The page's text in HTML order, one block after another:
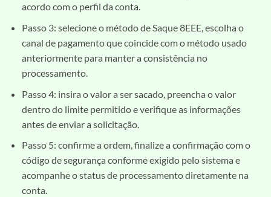
acordo com o perfil da conta.
Passo 3: selecione o método de Saque 8EEE, escolha o
canal de pagamento que coincide com o método usado
anteriormente para manter a consistência no
processamento.
Passo 4: insira o valor a ser sacado, preencha o valor
dentro do limite permitido e verifique as informações
antes de enviar a solicitação.
Passo 5: confirme a ordem, finalize a confirmação com o
código de segurança conforme exigido pelo sistema e
acompanhe o status de processamento diretamente na
conta.